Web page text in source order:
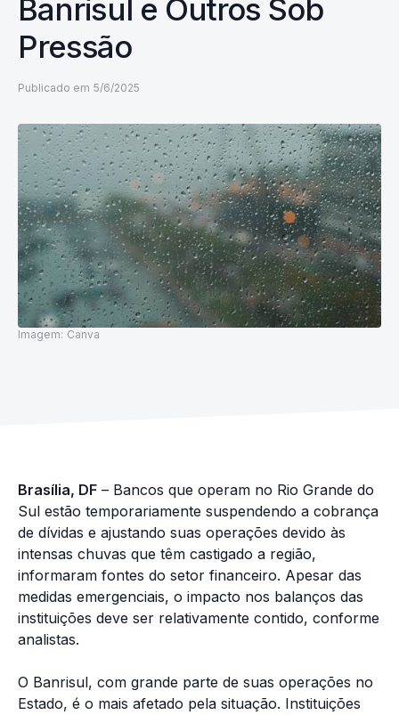
Banrisul e Outros Sob
Pressão
Publicado em 5/6/2025
Imagem: Canva
Brasília, DF – Bancos que operam no Rio Grande do
Sul estão temporariamente suspendendo a cobrança
de dívidas e ajustando suas operações devido às
intensas chuvas que têm castigado a região,
informaram fontes do setor financeiro. Apesar das
medidas emergenciais, o impacto nos balanços das
instituições deve ser relativamente contido, conforme
analistas.
O Banrisul, com grande parte de suas operações no
Estado, é o mais afetado pela situação. Instituições